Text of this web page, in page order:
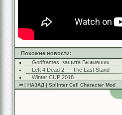
Похожие новости:
Godframes: защита Выживших
Left 4 Dead 2 — The Last Stand
Winter CUP 2018
⇚ | НАЗАД | Splinter Cell Character Mod